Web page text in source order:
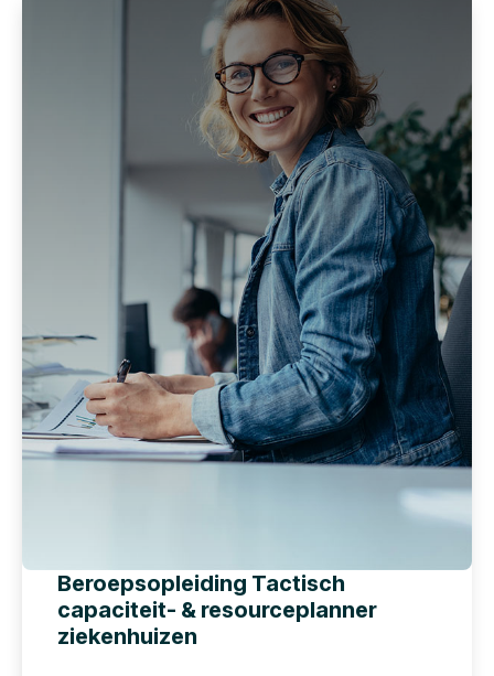
Beroepsopleiding Tactisch
capaciteit- & resourceplanner
ziekenhuizen